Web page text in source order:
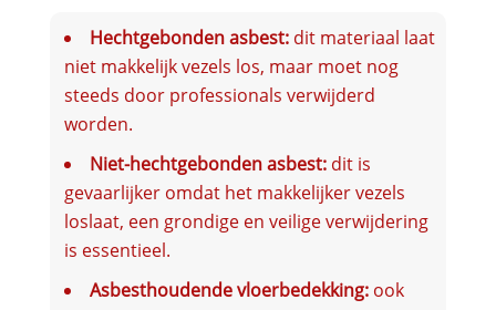
Hechtgebonden asbest:dit materiaal laat
niet makkelijk vezels los, maar moet nog
steeds door professionals verwijderd
worden.
Niet-hechtgebonden asbest:dit is
gevaarlijker omdat het makkelijker vezels
loslaat, een grondige en veilige verwijdering
is essentieel.
Asbesthoudende vloerbedekking:ook